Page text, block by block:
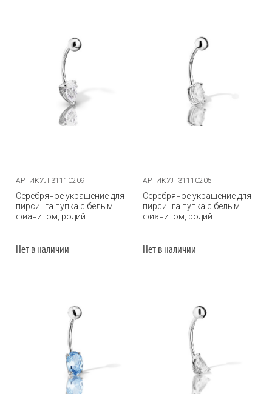
АРТИКУЛ 31110209
Серебряное украшение для
пирсинга пупка с белым
фианитом, родий
Нет в наличии
АРТИКУЛ 31110205
Серебряное украшение для
пирсинга пупка с белым
фианитом, родий
Нет в наличии